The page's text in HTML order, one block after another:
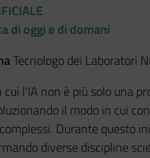
di oggi e di domani
Tecnologo dei Laboratori
cui l’IA non è più solo una
il modo in cui
Durante questo
diverse discipline